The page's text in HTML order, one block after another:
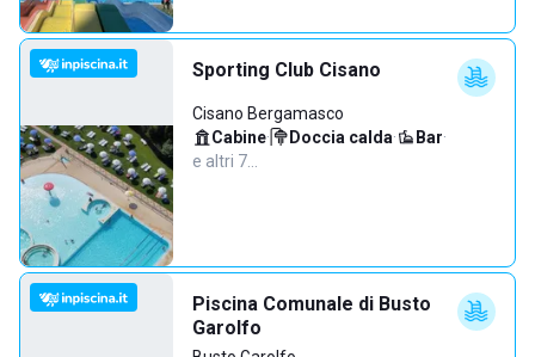
Sporting Club Cisano
Cisano Bergamasco
Cabine· Doccia calda· Bar·
e altri 7…
Piscina Comunale di Busto
Garolfo